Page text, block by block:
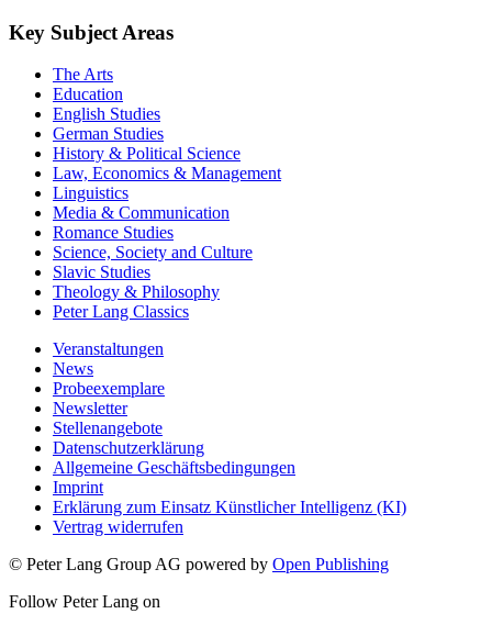
Key Subject Areas
The Arts
Education
English Studies
German Studies
History & Political Science
Law, Economics & Management
Linguistics
Media & Communication
Romance Studies
Science, Society and Culture
Slavic Studies
Theology & Philosophy
Peter Lang Classics
Veranstaltungen
News
Probeexemplare
Newsletter
Stellenangebote
Datenschutzerklärung
Allgemeine Geschäftsbedingungen
Imprint
Erklärung zum Einsatz Künstlicher Intelligenz (KI)
Vertrag widerrufen
© Peter Lang Group AG powered by Open Publishing
Follow Peter Lang on